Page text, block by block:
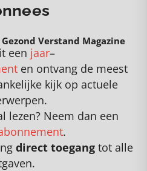
Verstand Magazine
een jaar–
en ontvang de meest
kijk op actuele
.
lezen? Neem dan een
.
direct toegang tot alle